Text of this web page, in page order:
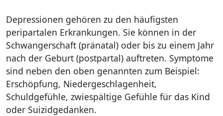
Depressionen gehören zu den häufigsten
peripartalen Erkrankungen. Sie können in der
Schwangerschaft (pränatal) oder bis zu einem Jahr
nach der Geburt (postpartal) auftreten. Symptome
sind neben den oben genannten zum Beispiel:
Erschöpfung, Niedergeschlagenheit,
Schuldgefühle, zwiespältige Gefühle für das Kind
oder Suizidgedanken.